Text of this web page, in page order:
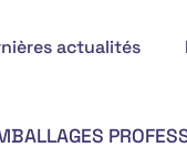
actualités